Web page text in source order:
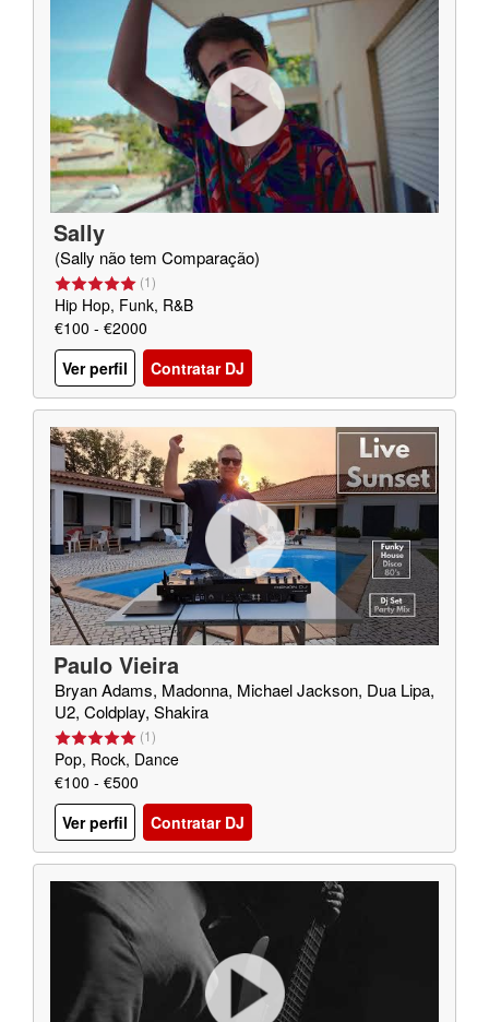
Sally
(Sally não tem Comparação)
(1)
Hip Hop, Funk, R&B
€100 - €2000
Ver perfil
Contratar DJ
Paulo Vieira
Bryan Adams, Madonna, Michael Jackson, Dua Lipa,
U2, Coldplay, Shakira
(1)
Pop, Rock, Dance
€100 - €500
Ver perfil
Contratar DJ